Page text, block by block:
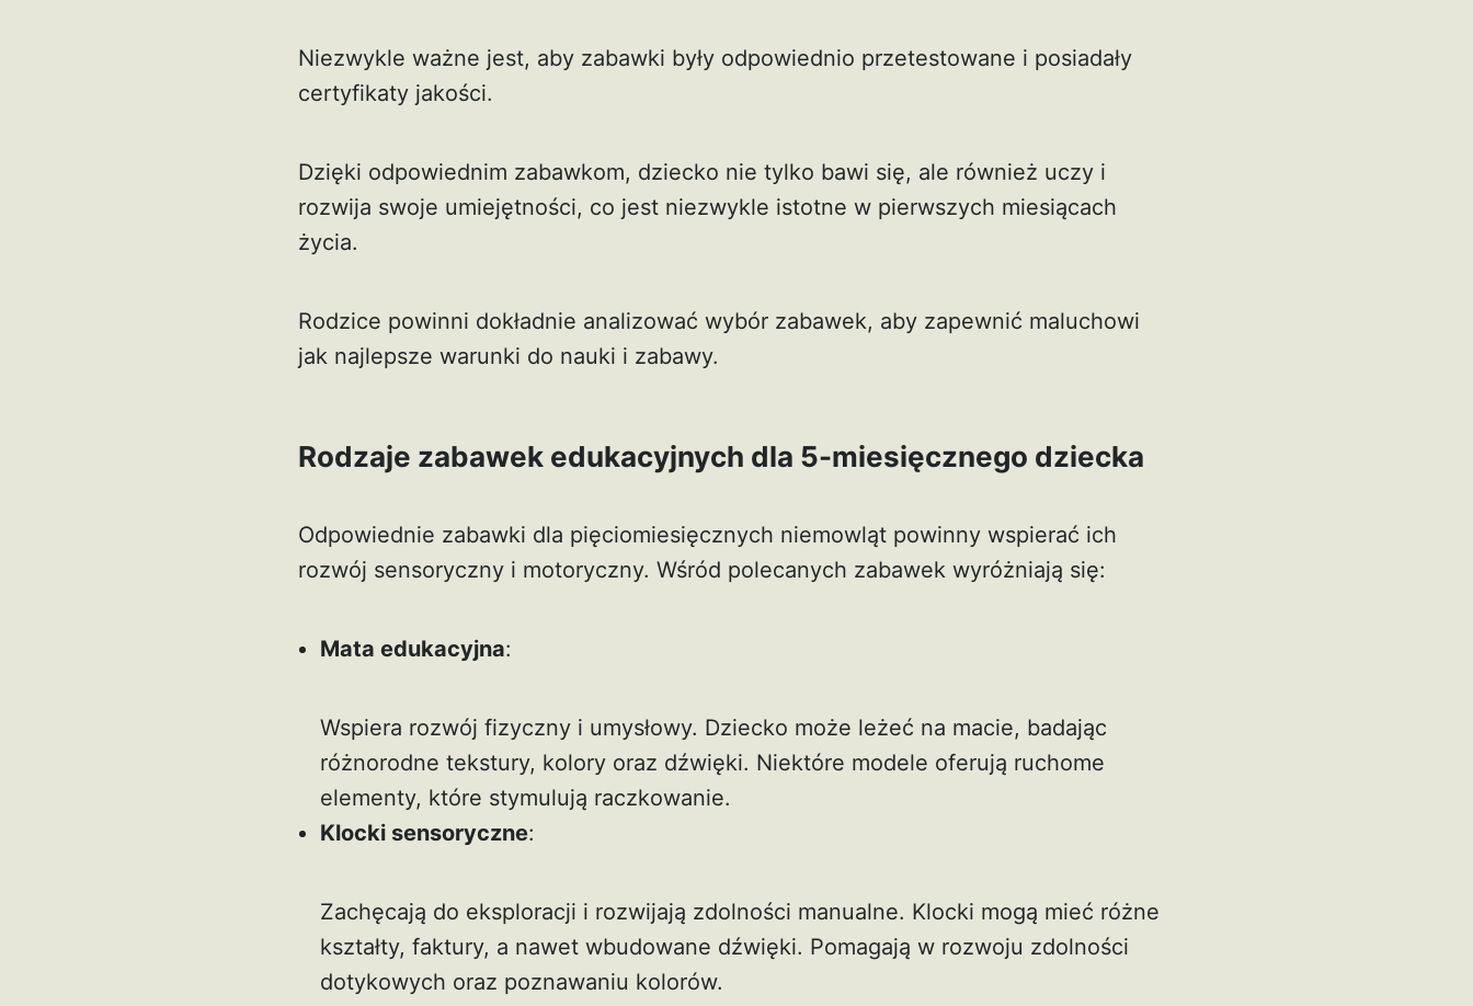
Niezwykle ważne jest, aby zabawki były odpowiednio przetestowane i posiadały
certyfikaty jakości.
Dzięki odpowiednim zabawkom, dziecko nie tylko bawi się, ale również uczy i
rozwija swoje umiejętności, co jest niezwykle istotne w pierwszych miesiącach
życia.
Rodzice powinni dokładnie analizować wybór zabawek, aby zapewnić maluchowi
jak najlepsze warunki do nauki i zabawy.
Rodzaje zabawek edukacyjnych dla 5-miesięcznego dziecka
Odpowiednie zabawki dla pięciomiesięcznych niemowląt powinny wspierać ich
rozwój sensoryczny i motoryczny. Wśród polecanych zabawek wyróżniają się:
Mata edukacyjna:
Wspiera rozwój fizyczny i umysłowy. Dziecko może leżeć na macie, badając
różnorodne tekstury, kolory oraz dźwięki. Niektóre modele oferują ruchome
elementy, które stymulują raczkowanie.
Klocki sensoryczne:
Zachęcają do eksploracji i rozwijają zdolności manualne. Klocki mogą mieć różne
kształty, faktury, a nawet wbudowane dźwięki. Pomagają w rozwoju zdolności
dotykowych oraz poznawaniu kolorów.